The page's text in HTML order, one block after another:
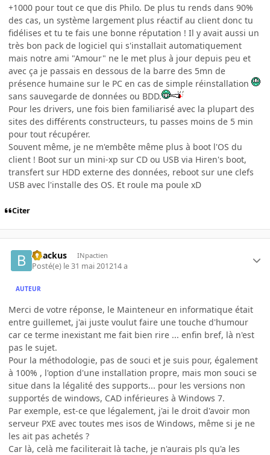
+1000 pour tout ce que dis Philo. De plus tu rends dans 90%
des cas, un système largement plus réactif au client donc tu
fidélises et tu te fais une bonne réputation ! Il y avait aussi un
très bon pack de logiciel qui s'installait automatiquement
mais notre ami "Amour" ne le met plus à jour depuis peu et
avec ça je passais en dessous de la barre des 5mn de
présence humaine sur le PC en cas de simple réinstallation
sans sauvegarde de données ou BDD.
Pour les drivers, une fois bien familiarisé avec la plupart des
sites des différents constructeurs, tu passes moins de 5 min
pour tout récupérer.
Souvent même, je ne m'embête même plus à boot l'OS du
client ! Boot sur un mini-xp sur CD ou USB via Hiren's boot,
transfert sur HDD externe des données, reboot sur une clefs
USB avec l'installe des OS. Et roule ma poule xD
Citer
bhackus INpactien
Posté(e) le 31 mai 201214 a
AUTEUR
Merci de votre réponse, le Mainteneur en informatique était
entre guillemet, j'ai juste voulut faire une touche d'humour
car ce terme inexistant me fait bien rire ... enfin bref, là n'est
pas le sujet.
Pour la méthodologie, pas de souci et je suis pour, également
à 100% , l'option d'une installation propre, mais mon souci se
situe dans la légalité des supports... pour les versions non
supportés de windows, CAD inférieures à Windows 7.
Par exemple, est-ce que légalement, j'ai le droit d'avoir mon
serveur PXE avec toutes mes isos de Windows, même si je ne
les ait pas achetés ?
Car là, celà me faciliterait là tache, je n'aurais pls qu'a les